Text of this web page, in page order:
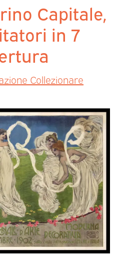
Capitale,
in 7
Collezionare